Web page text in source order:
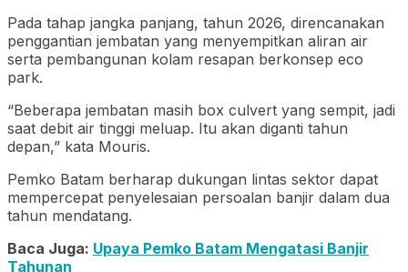
Pada tahap jangka panjang, tahun 2026, direncanakan
penggantian jembatan yang menyempitkan aliran air
serta pembangunan kolam resapan berkonsep eco
park.
“Beberapa jembatan masih box culvert yang sempit, jadi
saat debit air tinggi meluap. Itu akan diganti tahun
depan,” kata Mouris.
Pemko Batam berharap dukungan lintas sektor dapat
mempercepat penyelesaian persoalan banjir dalam dua
tahun mendatang.
Baca Juga: Upaya Pemko Batam Mengatasi Banjir
Tahunan